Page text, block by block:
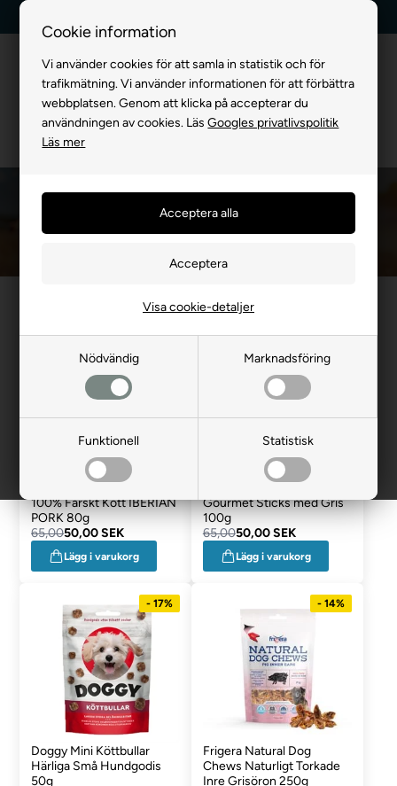
Cookie information
Vi använder cookies för att samla in statistik och för
trafikmätning. Vi använder informationen för att förbättra
webbplatsen. Genom att klicka på accepterar du
användningen av cookies. LäsGoogles privatlivspolitik
Läs mer
Nödvändig Marknadsföring
Funktionell Statistisk
Visa cookie-detaljer
Hundgodis med Gris
Framsida»FÖR HUND»Godis & Tuggben»Hundgodis med Gris
100% Färskt Kött IBERIAN
PORK 80g
65,0050,00 SEK
Lägg i varukorg
Gourmet Sticks med Gris
100g
65,0050,00 SEK
Lägg i varukorg
- 17%
Doggy Mini Köttbullar
Härliga Små Hundgodis
50g
- 14%
Frigera Natural Dog
Chews Naturligt Torkade
Inre Grisöron 250g